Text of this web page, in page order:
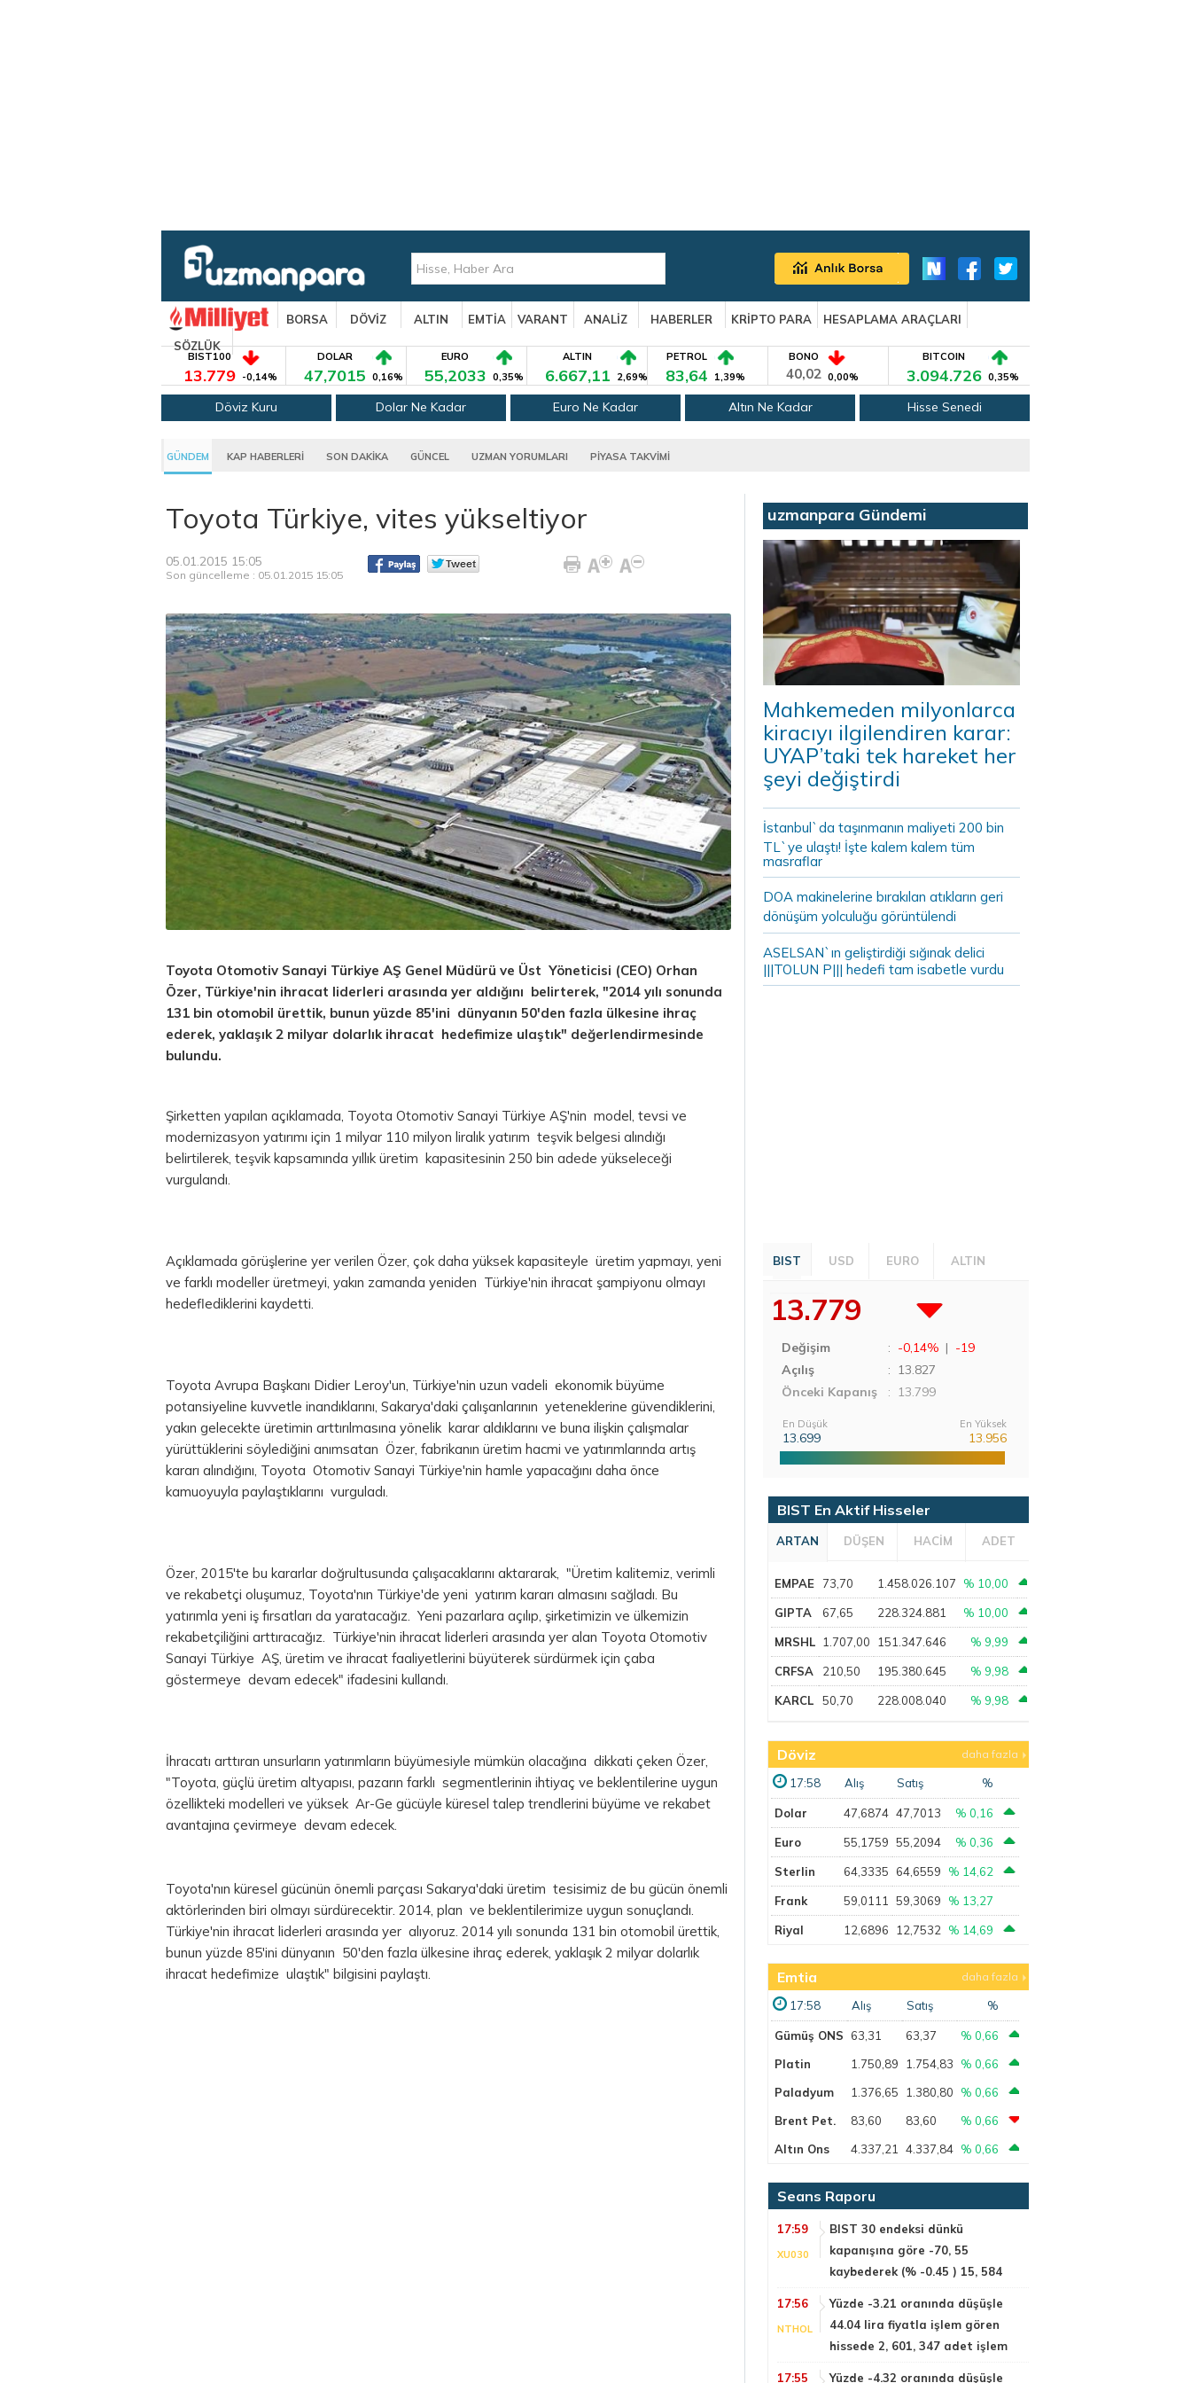
BORSA DÖVİZ ALTIN EMTİA VARANT ANALİZ HABERLER KRİPTO PARA
HESAPLAMA ARAÇLARI
SÖZLÜK
BIST100
13.779 -0,14%
DOLAR
47,7015 0,16%
EURO
55,2033 0,35%
ALTIN
6.667,11 2,69%
PETROL
83,64 1,39%
BONO
40,02 0,00%
BITCOIN
3.094.726 0,35%
Döviz Kuru Dolar Ne Kadar Euro Ne Kadar Altın Ne Kadar Hisse Senedi
GÜNDEM KAP HABERLERİ SON DAKİKA GÜNCEL UZMAN YORUMLARI PİYASA TAKVİMİ
Toyota Türkiye, vites yükseltiyor
05.01.2015 15:05
Son güncelleme : 05.01.2015 15:05
Toyota Otomotiv Sanayi Türkiye AŞ Genel Müdürü ve Üst Yöneticisi (CEO) Orhan
Özer, Türkiye'nin ihracat liderleri arasında yer aldığını belirterek, "2014 yılı sonunda
131 bin otomobil ürettik, bunun yüzde 85'ini dünyanın 50'den fazla ülkesine ihraç
ederek, yaklaşık 2 milyar dolarlık ihracat hedefimize ulaştık" değerlendirmesinde
bulundu.
Şirketten yapılan açıklamada, Toyota Otomotiv Sanayi Türkiye AŞ'nin model, tevsi ve
modernizasyon yatırımı için 1 milyar 110 milyon liralık yatırım teşvik belgesi alındığı
belirtilerek, teşvik kapsamında yıllık üretim kapasitesinin 250 bin adede yükseleceği
vurgulandı.
Açıklamada görüşlerine yer verilen Özer, çok daha yüksek kapasiteyle üretim yapmayı, yeni
ve farklı modeller üretmeyi, yakın zamanda yeniden Türkiye'nin ihracat şampiyonu olmayı
hedeflediklerini kaydetti.
Toyota Avrupa Başkanı Didier Leroy'un, Türkiye'nin uzun vadeli ekonomik büyüme
potansiyeline kuvvetle inandıklarını, Sakarya'daki çalışanlarının yeteneklerine güvendiklerini,
yakın gelecekte üretimin arttırılmasına yönelik karar aldıklarını ve buna ilişkin çalışmalar
yürüttüklerini söylediğini anımsatan Özer, fabrikanın üretim hacmi ve yatırımlarında artış
kararı alındığını, Toyota Otomotiv Sanayi Türkiye'nin hamle yapacağını daha önce
kamuoyuyla paylaştıklarını vurguladı.
Özer, 2015'te bu kararlar doğrultusunda çalışacaklarını aktararak, "Üretim kalitemiz, verimli
ve rekabetçi oluşumuz, Toyota'nın Türkiye'de yeni yatırım kararı almasını sağladı. Bu
yatırımla yeni iş fırsatları da yaratacağız. Yeni pazarlara açılıp, şirketimizin ve ülkemizin
rekabetçiliğini arttıracağız. Türkiye'nin ihracat liderleri arasında yer alan Toyota Otomotiv
Sanayi Türkiye AŞ, üretim ve ihracat faaliyetlerini büyüterek sürdürmek için çaba
göstermeye devam edecek" ifadesini kullandı.
İhracatı arttıran unsurların yatırımların büyümesiyle mümkün olacağına dikkati çeken Özer,
"Toyota, güçlü üretim altyapısı, pazarın farklı segmentlerinin ihtiyaç ve beklentilerine uygun
özellikteki modelleri ve yüksek Ar-Ge gücüyle küresel talep trendlerini büyüme ve rekabet
avantajına çevirmeye devam edecek.
Toyota'nın küresel gücünün önemli parçası Sakarya'daki üretim tesisimiz de bu gücün önemli
aktörlerinden biri olmayı sürdürecektir. 2014, plan ve beklentilerimize uygun sonuçlandı.
Türkiye'nin ihracat liderleri arasında yer alıyoruz. 2014 yılı sonunda 131 bin otomobil ürettik,
bunun yüzde 85'ini dünyanın 50'den fazla ülkesine ihraç ederek, yaklaşık 2 milyar dolarlık
ihracat hedefimize ulaştık" bilgisini paylaştı.
uzmanpara Gündemi
Mahkemeden milyonlarca
kiracıyı ilgilendiren karar:
UYAP’taki tek hareket her
şeyi değiştirdi
İstanbul`da taşınmanın maliyeti 200 bin
TL`ye ulaştı! İşte kalem kalem tüm
masraflar
DOA makinelerine bırakılan atıkların geri
dönüşüm yolculuğu görüntülendi
ASELSAN`ın geliştirdiği sığınak delici
|||TOLUN P||| hedefi tam isabetle vurdu
BIST USD EURO ALTIN
13.779
Değişim : -0,14% | -19
Açılış
: 13.827
Önceki Kapanış
: 13.799
En Düşük
13.699
En Yüksek
13.956
BIST En Aktif Hisseler
ARTAN DÜŞEN HACİM ADET
EMPAE 73,70 1.458.026.107 % 10,00
GIPTA 67,65 228.324.881 % 10,00
MRSHL 1.707,00 151.347.646 % 9,99
CRFSA 210,50 195.380.645 % 9,98
KARCL 50,70 228.008.040 % 9,98
Döviz daha fazla
17:58 Alış Satış %
Dolar 47,6874 47,7013 % 0,16
Euro 55,1759 55,2094 % 0,36
Sterlin 64,3335 64,6559 % 14,62
Frank 59,0111 59,3069 % 13,27
Riyal 12,6896 12,7532 % 14,69
Emtia daha fazla
17:58 Alış Satış %
Gümüş ONS 63,31 63,37
% 0,66
Platin
1.750,89 1.754,83
% 0,66
Paladyum
1.376,65 1.380,80
% 0,66
Brent Pet.
83,60 83,60
% 0,66
Altın Ons
4.337,21 4.337,84 % 0,66
Seans Raporu
17:59
XU030
BIST 30 endeksi dünkü
kapanışına göre -70, 55
kaybederek (% -0.45 ) 15, 584
17:56
NTHOL
Yüzde -3.21 oranında düşüşle
44.04 lira fiyatla işlem gören
hissede 2, 601, 347 adet işlem
17:55
Yüzde -4.32 oranında düşüşle